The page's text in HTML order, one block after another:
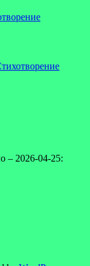
– 2026-04-25: